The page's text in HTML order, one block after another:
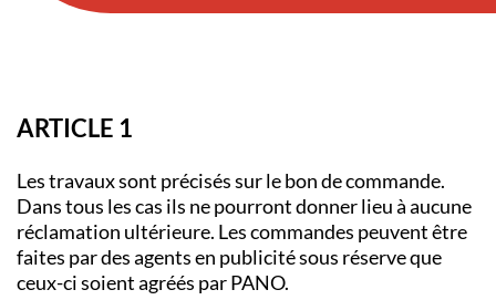
ARTICLE 1
Les travaux sont précisés sur le bon de commande.
Dans tous les cas ils ne pourront donner lieu à aucune
réclamation ultérieure. Les commandes peuvent être
faites par des agents en publicité sous réserve que
ceux-ci soient agréés par PANO.